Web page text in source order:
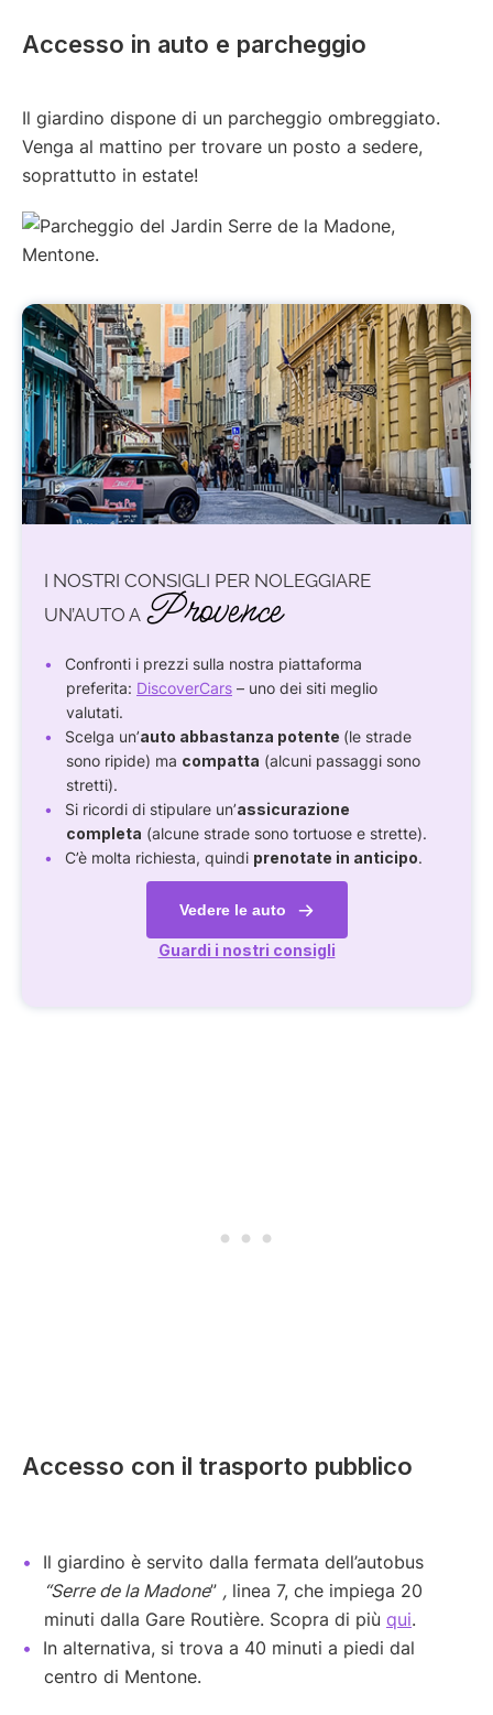
Accesso in auto e parcheggio
Il giardino dispone di un parcheggio ombreggiato.
Venga al mattino per trovare un posto a sedere,
soprattutto in estate!
I NOSTRI CONSIGLI PER NOLEGGIARE
UN’AUTO A Provence
Confronti i prezzi sulla nostra piattaforma
preferita: DiscoverCars – uno dei siti meglio
valutati.
Scelga un’auto abbastanza potente (le strade
sono ripide) ma compatta (alcuni passaggi sono
stretti).
Si ricordi di stipulare un’assicurazione
completa (alcune strade sono tortuose e strette).
C’è molta richiesta, quindi prenotate in anticipo.
Vedere le auto
Guardi i nostri consigli
Accesso con il trasporto pubblico
Il giardino è servito dalla fermata dell’autobus
“Serre de la Madone” , linea 7, che impiega 20
minuti dalla Gare Routière. Scopra di più qui.
In alternativa, si trova a 40 minuti a piedi dal
centro di Mentone.